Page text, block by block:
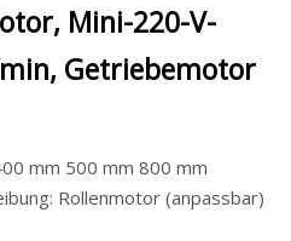
Mini-220-V-
Getriebemotor
mm 500 mm 800 mm
Rollenmotor (anpassbar)